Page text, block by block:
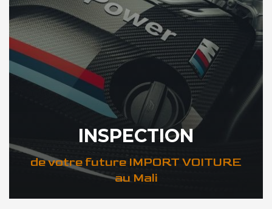
INSPECTION
de votre future IMPORT VOITURE
au Mali